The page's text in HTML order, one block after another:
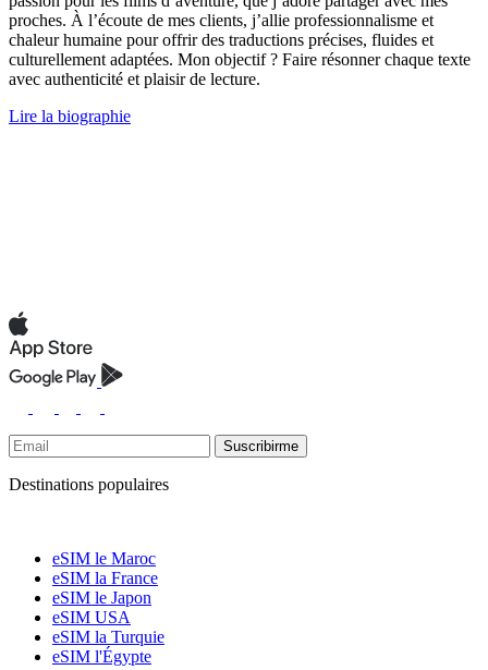
proches. À l’écoute de mes clients, j’allie professionnalisme et
chaleur humaine pour offrir des traductions précises, fluides et
culturellement adaptées. Mon objectif ? Faire résonner chaque texte
avec authenticité et plaisir de lecture.
Lire la biographie
Suscribirme
Destinations populaires
eSIM le Maroc
eSIM la France
eSIM le Japon
eSIM USA
eSIM la Turquie
eSIM l'Égypte